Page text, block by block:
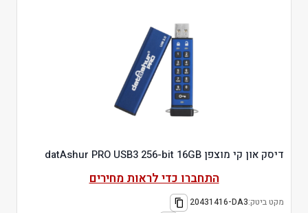
דיסק און קי מוצפן datAshur PRO USB3 256-bit 16GB
התחברו כדי לראות מחירים
מקט ביטק:20431416-DA3